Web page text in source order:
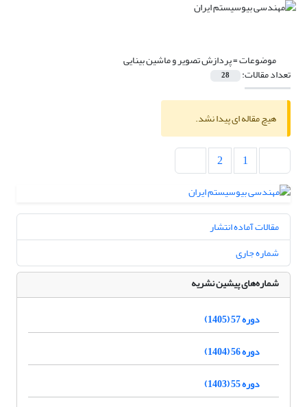
موضوعات =پردازش تصویر و ماشین بینایی
تعداد مقالات: 28
هیچ مقاله ای پیدا نشد.
1
2
مقالات آماده انتشار
شماره جاری
شماره‌های پیشین نشریه
دوره 57 (1405)
دوره 56 (1404)
دوره 55 (1403)